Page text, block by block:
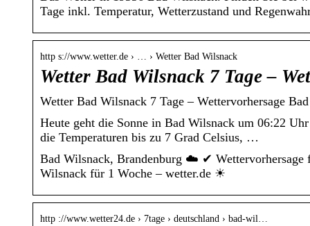
Tage inkl. Temperatur, Wetterzustand und
http s://www.wetter.de › … › Wetter Bad Wilsnack
Wetter Bad Wilsnack 7 Tage –
Wetter Bad Wilsnack 7 Tage – Wettervorhersage
Heute geht die Sonne in Bad Wilsnack um 06:22
die Temperaturen bis zu 7 Grad Celsius, …
Bad Wilsnack, Brandenburg ☁️ ✔ Wettervorhersage
Wilsnack für 1 Woche – wetter.de ☀
http ://www.wetter24.de › 7tage › deutschland › bad-wil…